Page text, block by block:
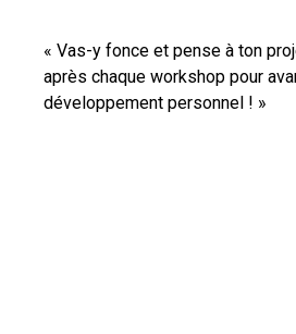
« Vas-y fonce et pense à ton
après chaque workshop pour
développement personnel ! »